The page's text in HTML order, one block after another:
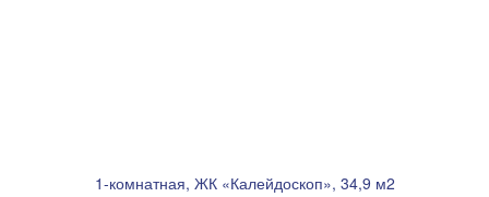
1-комнатная, ЖК «Калейдоскоп», 34,9 м2